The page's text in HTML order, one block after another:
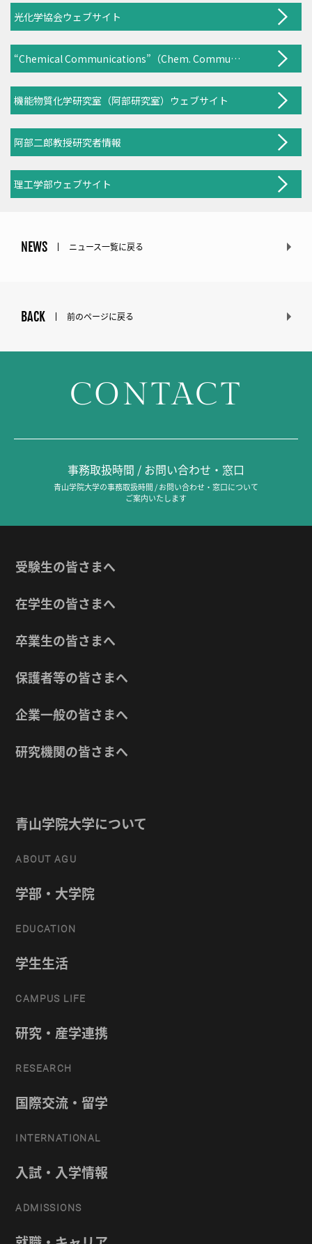
光化学協会ウェブサイト
“Chemical Communications”（Chem. Commun., 2025, 61, 15167）
機能物質化学研究室（阿部研究室）ウェブサイト
阿部二郎教授研究者情報
理工学部ウェブサイト
NEWS ニュース一覧に戻る
BACK 前のページに戻る
CONTACT
事務取扱時間 / お問い合わせ・窓口
青山学院大学の事務取扱時間 / お問い合わせ・窓口について
ご案内いたします
受験生の皆さまへ
在学生の皆さまへ
卒業生の皆さまへ
保護者等の皆さまへ
企業一般の皆さまへ
研究機関の皆さまへ
青山学院大学について
ABOUT AGU
学部・大学院
EDUCATION
学生生活
CAMPUS LIFE
研究・産学連携
RESEARCH
国際交流・留学
INTERNATIONAL
入試・入学情報
ADMISSIONS